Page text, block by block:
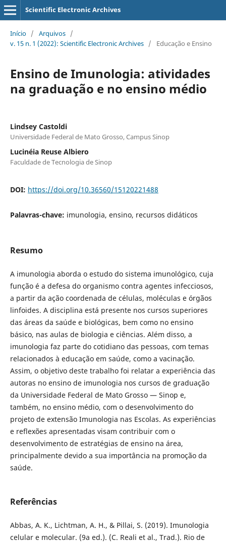
Scientific Electronic Archives
Início / Arquivos /
v. 15 n. 1 (2022): Scientific Electronic Archives / Educação e Ensino
Ensino de Imunologia: atividades
na graduação e no ensino médio
Lindsey Castoldi
Universidade Federal de Mato Grosso, Campus Sinop
Lucinéia Reuse Albiero
Faculdade de Tecnologia de Sinop
DOI: https://doi.org/10.36560/15120221488
Palavras-chave: imunologia, ensino, recursos didáticos
Resumo
A imunologia aborda o estudo do sistema imunológico, cuja
função é a defesa do organismo contra agentes infecciosos,
a partir da ação coordenada de células, moléculas e órgãos
linfoides. A disciplina está presente nos cursos superiores
das áreas da saúde e biológicas, bem como no ensino
básico, nas aulas de biologia e ciências. Além disso, a
imunologia faz parte do cotidiano das pessoas, com temas
relacionados à educação em saúde, como a vacinação.
Assim, o objetivo deste trabalho foi relatar a experiência das
autoras no ensino de imunologia nos cursos de graduação
da Universidade Federal de Mato Grosso — Sinop e,
também, no ensino médio, com o desenvolvimento do
projeto de extensão Imunologia nas Escolas. As experiências
e reflexões apresentadas visam contribuir com o
desenvolvimento de estratégias de ensino na área,
principalmente devido a sua importância na promoção da
saúde.
Referências
Abbas, A. K., Lichtman, A. H., & Pillai, S. (2019). Imunologia
celular e molecular. (9a ed.). (C. Reali et al., Trad.). Rio de